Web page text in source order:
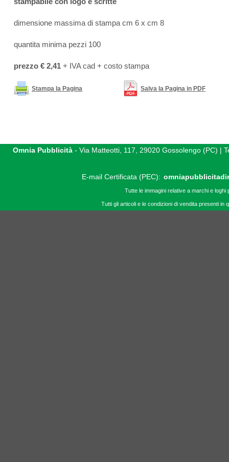
dimensione massima di stampa cm 6 x cm 8
quantita minima pezzi 100
prezzo € 2,41+ IVA cad + costo stampa
Stampa la Pagina Salva la Pagina in PDF
Omnia Pubblicità- Via Matteotti, 117, 29020 Gossolengo (PC) |
E-mail Certificata (PEC):
Tutte le immagini relative a marchi e
Tutti gli articoli e le condizioni di vendita presenti in